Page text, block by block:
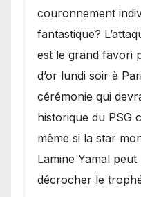
couronnement
fantastique?
est le grand favori
d’or lundi soir à
cérémonie qui
historique du PSG
même si la star
Lamine Yamal
décrocher le